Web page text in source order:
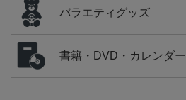
バラエティグッズ
書籍・DVD・カレンダー